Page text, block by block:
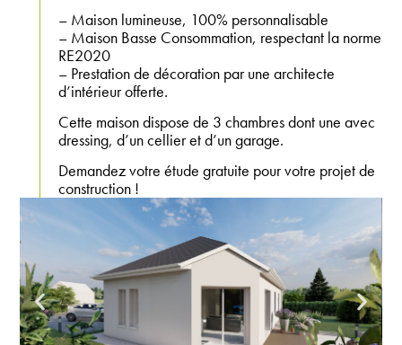
– Maison lumineuse, 100% personnalisable
– Maison Basse Consommation, respectant la norme
RE2020
– Prestation de décoration par une architecte
d’intérieur offerte.
Cette maison dispose de 3 chambres dont une avec
dressing, d’un cellier et d’un garage.
Demandez votre étude gratuite pour votre projet de
construction !